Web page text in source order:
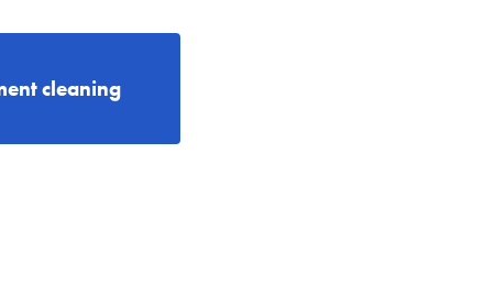
cleaning